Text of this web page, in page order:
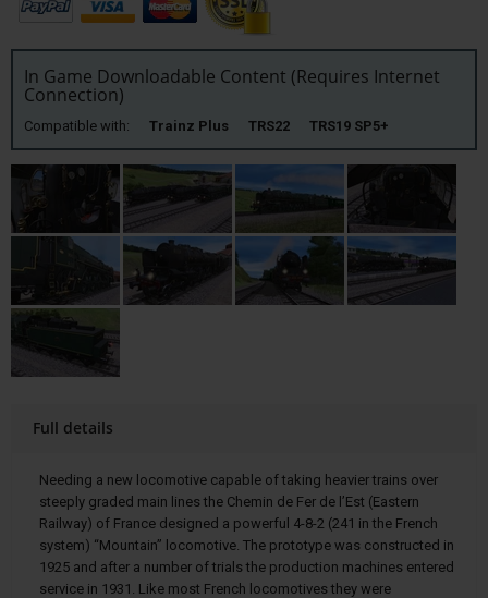
In Game Downloadable Content (Requires Internet
Connection)
Compatible with: Trainz Plus TRS22 TRS19 SP5+
Full details
Needing a new locomotive capable of taking heavier trains over
steeply graded main lines the Chemin de Fer de l’Est (Eastern
Railway) of France designed a powerful 4-8-2 (241 in the French
system) “Mountain” locomotive. The prototype was constructed in
1925 and after a number of trials the production machines entered
service in 1931. Like most French locomotives they were